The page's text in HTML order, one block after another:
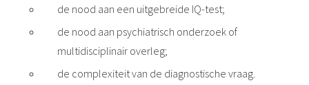
de nood aan een uitgebreide IQ-test;
de nood aan psychiatrisch onderzoek of
multidisciplinair overleg;
de complexiteit van de diagnostische vraag.